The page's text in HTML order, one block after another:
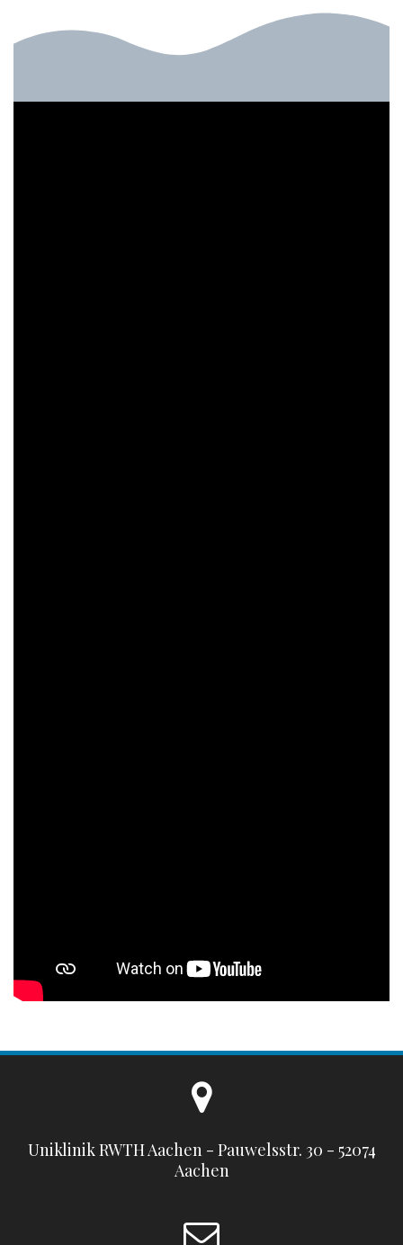
Uniklinik RWTH Aachen - Pauwelsstr. 30 - 52074
Aachen